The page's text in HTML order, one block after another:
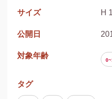
サイズ H
公開日
対象年齢
タグ